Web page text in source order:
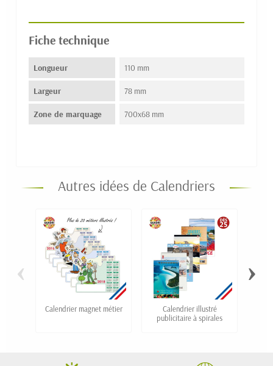
Fiche technique
Longueur 110 mm
Largeur 78 mm
Zone de marquage 700x68 mm
Autres idées de Calendriers
Calendrier magnet métier
Calendrier illustré
publicitaire à spirales
‹ ›